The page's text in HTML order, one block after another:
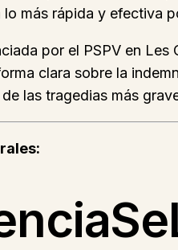
lo más rápida y efectiva
por el PSPV en
clara sobre la
las tragedias más